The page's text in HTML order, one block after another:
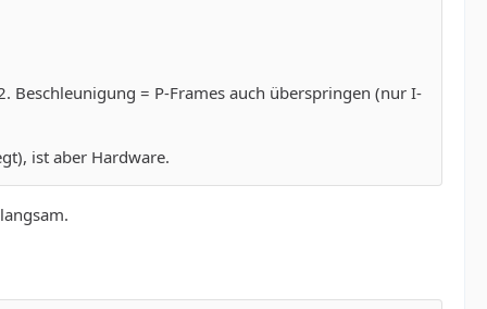
Beschleunigung = P-Frames auch überspringen (nur I-
ist aber Hardware.